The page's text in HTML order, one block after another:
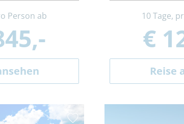
Person ab 10 Tage,
€
Reise